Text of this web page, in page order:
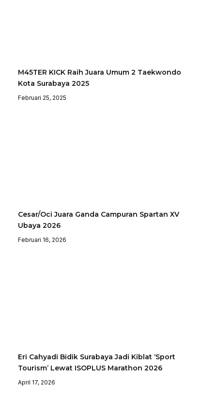
M45TER KICK Raih Juara Umum 2 Taekwondo
Kota Surabaya 2025
Februari 25, 2025
Cesar/Oci Juara Ganda Campuran Spartan XV
Ubaya 2026
Februari 16, 2026
Eri Cahyadi Bidik Surabaya Jadi Kiblat ‘Sport
Tourism’ Lewat ISOPLUS Marathon 2026
April 17, 2026